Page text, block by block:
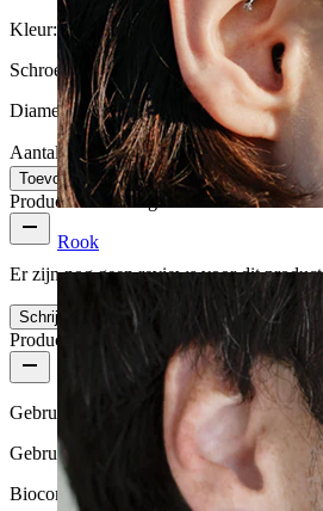
Rook
Kleur:Gemixt
Schroefdraad dikte:
1,2 mm
Diameter:10 mm
Aantal: 1
Wijzigen
Toevoegen aan winkelwagen
Productbeoordelingen
Er zijn nog geen reviews voor dit product
Schrijf een review
Productkwaliteit
Gebruikshoeveelheid
Gebruik voor af en toe
Biocompatibiliteit